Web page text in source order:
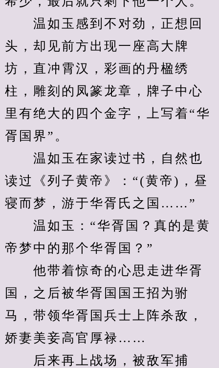
温如玉感到不对劲，正想回
头，却见前方出现一座高大牌
坊，直冲霄汉，彩画的丹楹绣
柱，雕刻的凤篆龙章，牌子中心
里有绝大的四个金字，上写着“华
胥国界”。
温如玉在家读过书，自然也
读过《列子黄帝》：“(黄帝)，昼
寝而梦，游于华胥氏之国……”
温如玉：“华胥国？真的是黄
帝梦中的那个华胥国？”
他带着惊奇的心思走进华胥
国，之后被华胥国国王招为驸
马，带领华胥国兵士上阵杀敌，
娇妻美妾高官厚禄……
后来再上战场，被敌军捕